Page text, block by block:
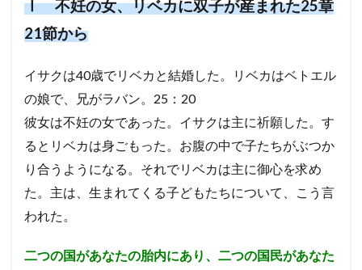
Ⅰ 不妊の女、リベカに双子が産まれた25章
21節から
イサクは40歳でリベカと結婚した。リベカはベトエル
の娘で、兄がラバン。25：20
彼女は不妊の女であった。イサクは主に祈願した。す
るとリベカは身ごもった。 お腹の中で子たちがぶつか
り合うようになる。それでリベカは主に御心を求め
た。 主は、生まれてくる子どもたちについて、こう言
われた。
二つの国があなたの胎内にあり、二つの国民があなた
アハブの子アハズヤ
バプテスマ
責任 ペテロ 御霊
苦しみ
長老
ヨシャパテ 信仰
十戒
賛美 一致 富
ぶどうの木
クリスチャン
第１回伝道旅行 証明
慰め
さばき
死 アタルヤ 創世記
洪水
金の子牛
信仰の到達点 心配 罪びと
実
福音
油注ぎ
聖霊 復活 勝利
交わり